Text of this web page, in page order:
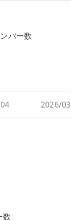
バー数
2026/03
数